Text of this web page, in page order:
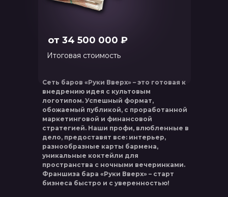
Сеть баров «Руки Вверх» – это готовая к
внедрению идея с культовым
логотипом. Успешный формат,
обожаемый публикой, с проработанной
маркетинговой и финансовой
стратегией. Наши профи, влюбленные в
дело, предоставят все: интерьер,
разнообразные карты бармена,
уникальные коктейли для
пространства с ночными вечеринками.
Франшиза бара «Руки Вверх» – старт
бизнеса быстро и с уверенностью!
Итоговая стоимость
от 34 500 000 ₽